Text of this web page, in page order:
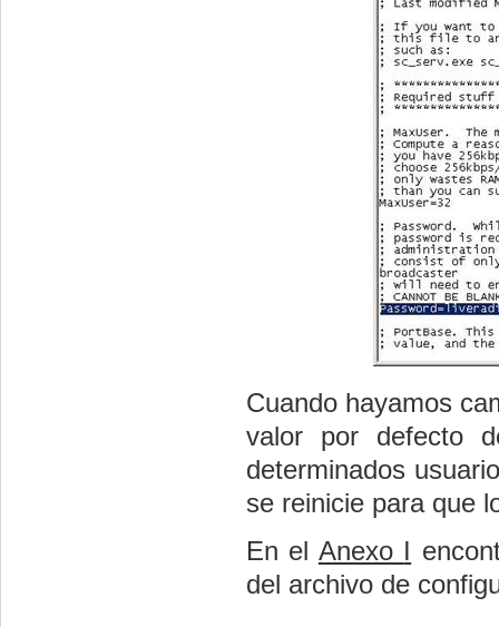
Cuando hayamos
valor por defecto
determinados
se reinicie para que
En el Anexo I
del archivo de